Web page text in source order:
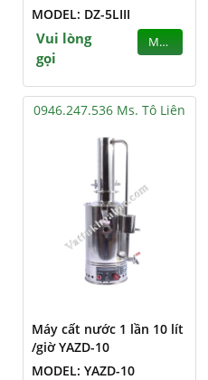
MODEL: DZ-5LIII
Vui lòng
gọi
MUA
0946.247.536 Ms. Tô Liên
Máy cất nước 1 lần 10 lít
/giờ YAZD-10
MODEL: YAZD-10